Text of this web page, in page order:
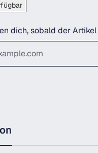
dich, sobald der